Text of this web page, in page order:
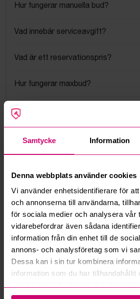
Samtycke Information
Denna webbplats använder cookies
Vi använder enhetsidentifierare för
och annonserna till användarna,
för sociala medier och analysera vår
vidarebefordrar även sådana
information från din enhet till de
annons- och analysföretag som vi
Dessa kan i sin tur kombinera
information som du har tillhandahållit
Hur fungerar manuella bud?
Vad innebär serviceavgift?
Vad är ett reservationspris?
Hur fungerar maxbud?
Hur fungerar budmotorn?
Mer från samma kategori